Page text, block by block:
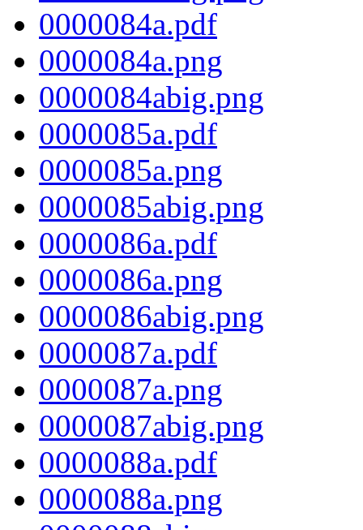
0000084a.pdf
0000084a.png
0000084abig.png
0000085a.pdf
0000085a.png
0000085abig.png
0000086a.pdf
0000086a.png
0000086abig.png
0000087a.pdf
0000087a.png
0000087abig.png
0000088a.pdf
0000088a.png